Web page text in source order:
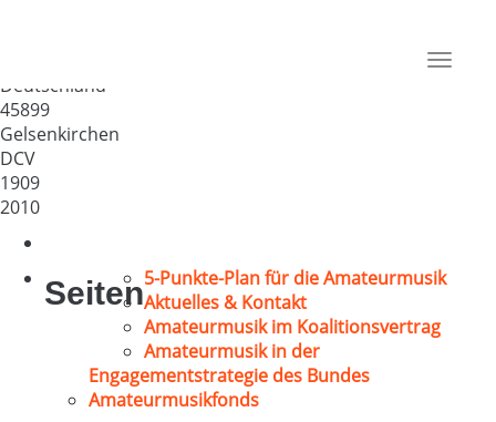
Toggle
Deutschland
45899
Gelsenkirchen
DCV
1909
2010
Seiten5-Punkte-Plan für die Amateurmusik
Aktuelles & Kontakt
Amateurmusik im Koalitionsvertrag
Amateurmusik in der
Engagementstrategie des Bundes
Amateurmusikfonds